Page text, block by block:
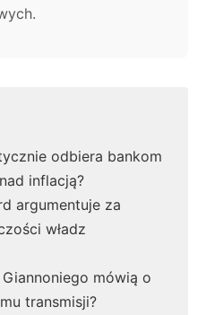
odbiera bankom
inflacją?
argumentuje za
władz
mówią o
transmisji?